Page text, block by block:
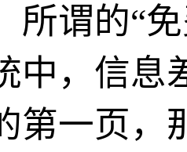
所谓的“
中，信息
第一页，